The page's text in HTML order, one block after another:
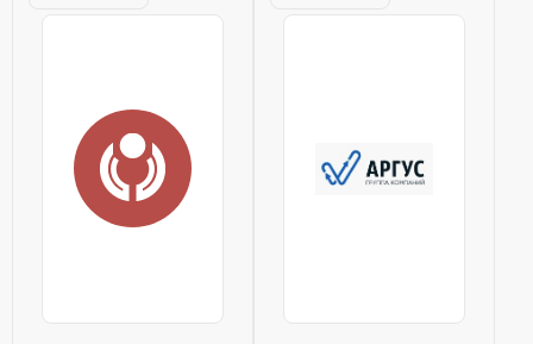
комплектации
· ...
200 проектов
промышленного...